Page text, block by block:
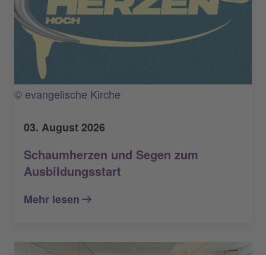
© evangelische Kirche
03. August 2026
Schaumherzen und Segen zum
Ausbildungsstart
Mehr lesen